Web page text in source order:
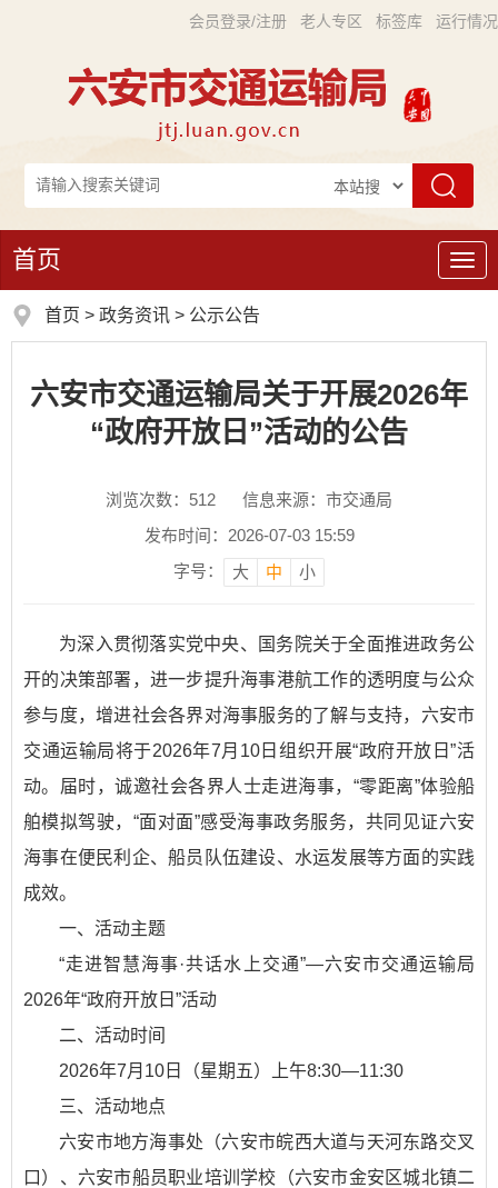
会员登录/注册 老人专区 标签库 运行情况
导
航
首页
首页 > 政务资讯 > 公示公告
六安市交通运输局关于开展2026年
“政府开放日”活动的公告
浏览次数： 512
信息来源：市交通局
发布时间：2026-07-03 15:59
字号：
大 中 小
为深入贯彻落实党中央、国务院关于全面推进政务公
开的决策部署，进一步提升海事港航工作的透明度与公众
参与度，增进社会各界对海事服务的了解与支持，六安市
交通运输局将于2026年7月10日组织开展“政府开放日”活
动。届时，诚邀社会各界人士走进海事，“零距离”体验船
舶模拟驾驶，“面对面”感受海事政务服务，共同见证六安
海事在便民利企、船员队伍建设、水运发展等方面的实践
成效。
一、活动主题
“走进智慧海事·共话水上交通”—六安市交通运输局
2026年“政府开放日”活动
二、活动时间
2026年7月10日（星期五）上午8:30—11:30
三、活动地点
六安市地方海事处（六安市皖西大道与天河东路交叉
口）、六安市船员职业培训学校（六安市金安区城北镇二